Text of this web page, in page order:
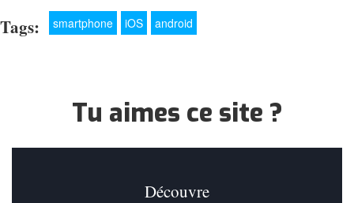
Tags: smartphone iOS android
Tu aimes ce site ?
Découvre